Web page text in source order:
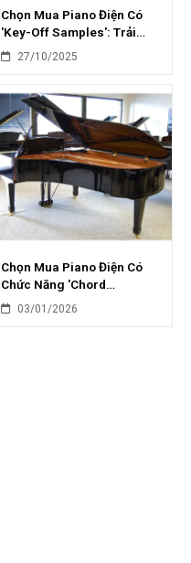
Chọn Mua Piano Điện Có
'Key-Off Samples': Trải
Nghiệm Âm Thanh Chân
Thực Hơn
27/10/2025
Chọn Mua Piano Điện Có
Chức Năng 'Chord
Recognition': Học Đệm Hát
Dễ Dàng
03/01/2026